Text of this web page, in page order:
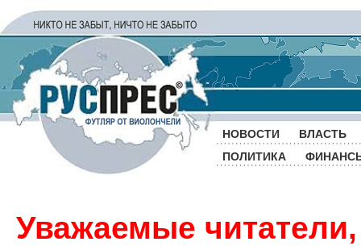
НОВОСТИ
ВЛАСТЬ
ПОЛИТИКА
Уважаемые